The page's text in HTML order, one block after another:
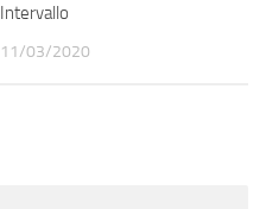
Intervallo
11/03/2020